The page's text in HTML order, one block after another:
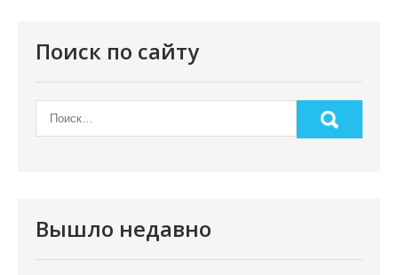
м
Поиск по сайту
Вышло недавно